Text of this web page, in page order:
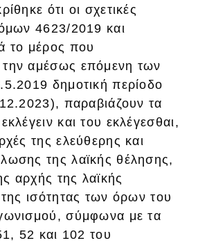
ότι οι σχετικές
4623/2019 και
το μέρος που
την αμέσως επόμενη των
δημοτική περίοδο
παραβιάζουν τα
και του εκλέγεσθαι,
της ελεύθερης και
της λαϊκής θέλησης,
αρχής της λαϊκής
της ισότητας των όρων του
σύμφωνα με τα
52 και 102 του